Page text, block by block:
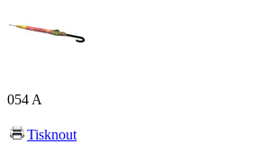
054 A
Tisknout